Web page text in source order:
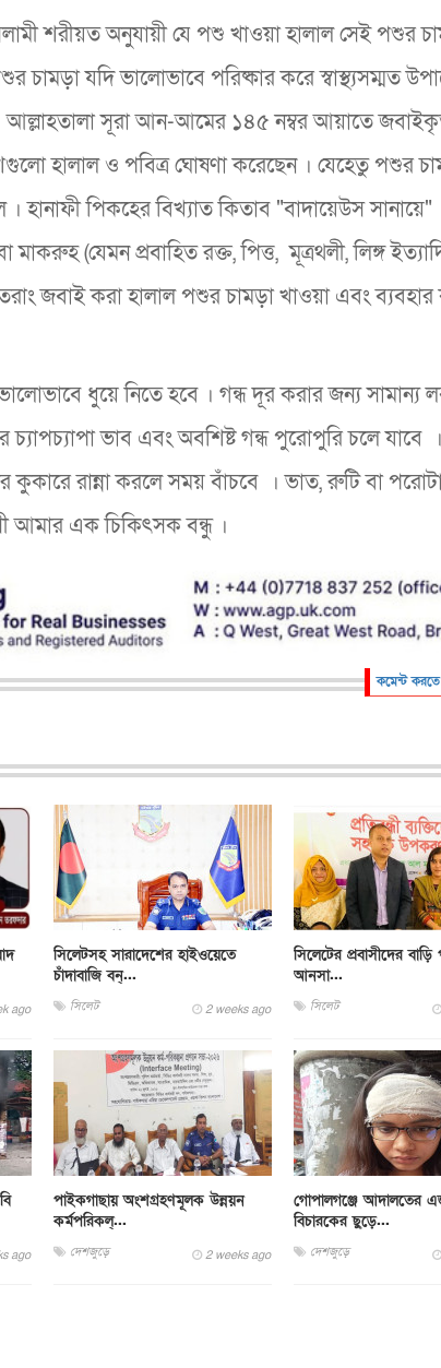
শরীয়ত অনুযায়ী যে পশু খাওয়া হালাল সেই পশুর
যদি ভালোভাবে পরিষ্কার করে স্বাস্থ্যসম্মত
আল্লাহতালা সূরা আন-আমের ১৪৫ নম্বর আয়াতে
হালাল ও পবিত্র ঘোষণা করেছেন । যেহেতু পশুর
হানাফী পিকহের বিখ্যাত কিতাব "বাদায়েউস
(যেমন প্রবাহিত রক্ত, পিত্ত, মূত্রথলী, লিঙ্গ
জবাই করা হালাল পশুর চামড়া খাওয়া এবং ব্যবহার
ধুয়ে নিতে হবে । গন্ধ দূর করার জন্য সামান্য
চ্যাপচ্যাপা ভাব এবং অবশিষ্ট গন্ধ পুরোপুরি চলে যাবে
রান্না করলে সময় বাঁচবে । ভাত, রুটি বা
আমার এক চিকিৎসক বন্ধু ।
কমেন্ট
ago
সিলেটসহ সারাদেশের হাইওয়েতে
চাঁদাবাজি বন্...
সিলেট 2 weeks ago
সিলেটের প্রবাসীদের বাড়ি
আনসা...
সিলেট
ago
পাইকগাছায় অংশগ্রহণমূলক উন্নয়ন
কর্মপরিকল্...
দেশজুড়ে 2 weeks ago
গোপালগঞ্জে আদালতের
বিচারকের ছুড়ে...
দেশজুড়ে